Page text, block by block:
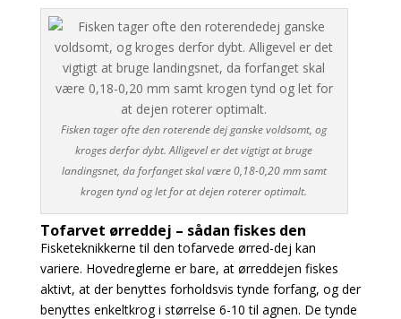
Fisken tager ofte den roterende dej ganske voldsomt, og
kroges derfor dybt. Alligevel er det vigtigt at bruge
landingsnet, da forfanget skal være 0,18-0,20 mm samt
krogen tynd og let for at dejen roterer optimalt.
Tofarvet ørreddej – sådan fiskes den
Fisketeknikkerne til den tofarvede ørred-dej kan
variere. Hovedreglerne er bare, at ørreddejen fiskes
aktivt, at der benyttes forholdsvis tynde forfang, og der
benyttes enkeltkrog i størrelse 6-10 til agnen. De tynde